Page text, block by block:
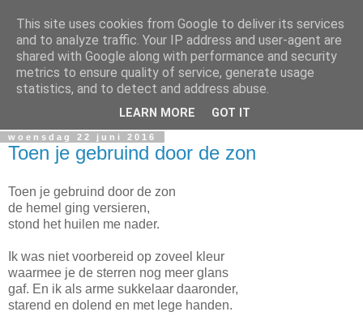
Miguel Santos
Ergens in Rotterdam. Waarschijnlijk in de nacht. Pen en
woensdag 22 juni 2016
Toen je gebruind door de zon
Toen je gebruind door de zon
de hemel ging versieren,
stond het huilen me nader.
Ik was niet voorbereid op zoveel kleur
waarmee je de sterren nog meer glans
gaf. En ik als arme sukkelaar daaronder,
starend en dolend en met lege handen.
This site uses cookies from Google to deliver its services
and to analyze traffic. Your IP address and user-agent are
shared with Google along with performance and security
metrics to ensure quality of service, generate usage
statistics, and to detect and address abuse.
LEARN MORE GOT IT